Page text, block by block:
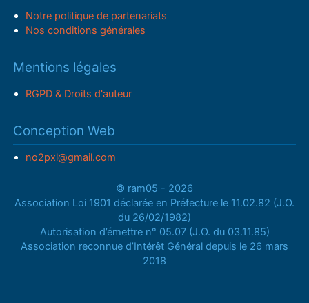
Notre politique de partenariats
Nos conditions générales
Mentions légales
RGPD & Droits d'auteur
Conception Web
no2pxl@gmail.com
© ram05 - 2026
Association Loi 1901 déclarée en Préfecture le 11.02.82 (J.O.
du 26/02/1982)
Autorisation d’émettre n° 05.07 (J.O. du 03.11.85)
Association reconnue d’Intérêt Général depuis le 26 mars
2018